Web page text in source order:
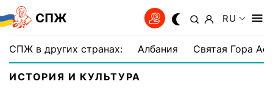
СПЖ RU
СПЖ в других странах: Албания Святая Гора
ИСТОРИЯ И КУЛЬТУРА